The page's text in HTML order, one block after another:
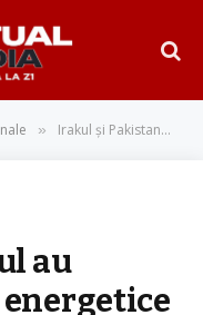
» Irakul și Pakistanul au încheiat acorduri energetice cu Iranul, în timp ce Teheranul își consolidează controlul asupra Strâmtorii Ormuz
au